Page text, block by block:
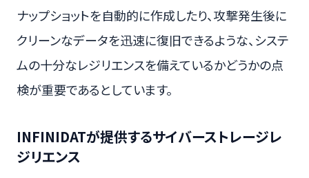
ナップショットを自動的に作成したり、攻撃発生後に
クリーンなデータを迅速に復旧できるような、システ
ムの十分なレジリエンスを備えているかどうかの点
検が重要であるとしています。
INFINIDATが提供するサイバーストレージレ
ジリエンス